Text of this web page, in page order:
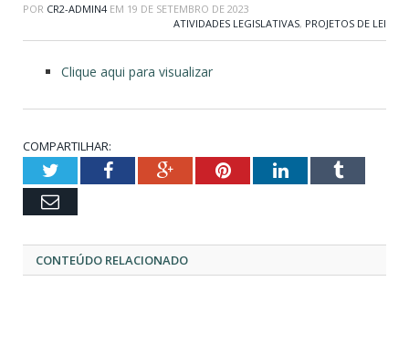
POR CR2-ADMIN4 EM 19 DE SETEMBRO DE 2023
ATIVIDADES LEGISLATIVAS, PROJETOS DE LEI
Clique aqui para visualizar
COMPARTILHAR:
TwitterFacebookGoogle+PinterestLinkedInTumblr
Email
CONTEÚDO RELACIONADO